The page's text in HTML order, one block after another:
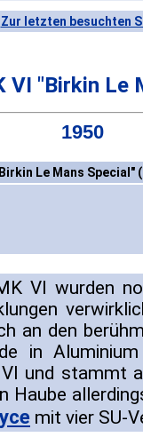
Zur letzten besuchten
VI "Birkin Le
1950
Le Mans Special"
VI wurden
an den
in
und stammt
Haube
mit vier SU-